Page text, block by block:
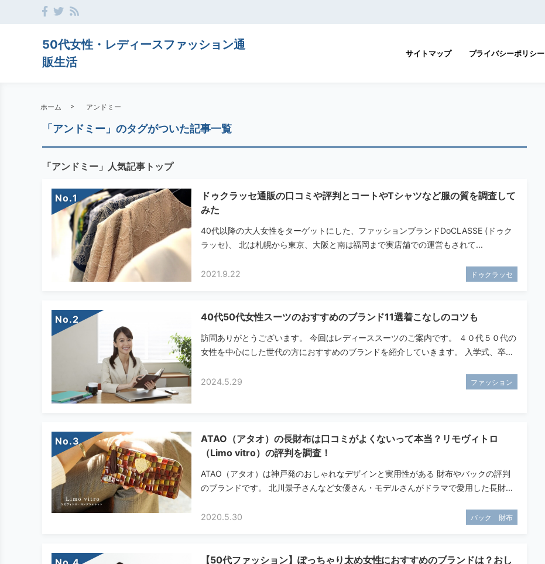
50代女性・レディースファッション通
販生活
サイトマップ プライバシーポリシー
ホーム アンドミー
「アンドミー」のタグがついた記事一覧
「アンドミー」人気記事トップ
No.
ドゥクラッセ通販の口コミや評判とコートやTシャツなど服の質を調査して
みた
40代以降の大人女性をターゲットにした、ファッションブランドDoCLASSE (ドゥク
ラッセ)、 北は札幌から東京、大阪と南は福岡まで実店舗での運営もされて...
2021.9.22 ドゥクラッセ
No. 40代50代女性スーツのおすすめのブランド11選着こなしのコツも
訪問ありがとうございます。 今回はレディーススーツのご案内です。 ４０代５０代の
女性を中心にした世代の方におすすめのブランドを紹介していきます。 入学式、卒...
2024.5.29 ファッション
No.
ATAO（アタオ）の長財布は口コミがよくないって本当？リモヴィトロ
（Limo vitro）の評判を調査！
ATAO（アタオ）は神戸発のおしゃれなデザインと実用性がある 財布やバックの評判
のブランドです。 北川景子さんなど女優さん・モデルさんがドラマで愛用した長財...
2020.5.30 バック 財布
【50代ファッション】ぽっちゃり太め女性におすすめのブランドは？おし